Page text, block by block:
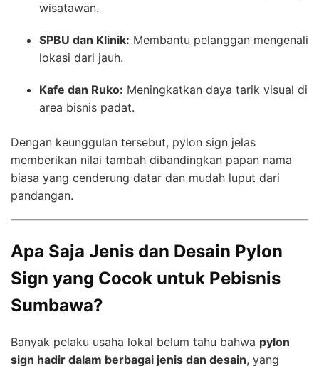
wisatawan.
SPBU dan Klinik: Membantu pelanggan mengenali
lokasi dari jauh.
Kafe dan Ruko: Meningkatkan daya tarik visual di
area bisnis padat.
Dengan keunggulan tersebut, pylon sign jelas
memberikan nilai tambah dibandingkan papan nama
biasa yang cenderung datar dan mudah luput dari
pandangan.
Apa Saja Jenis dan Desain Pylon
Sign yang Cocok untuk Pebisnis
Sumbawa?
Banyak pelaku usaha lokal belum tahu bahwa pylon
sign hadir dalam berbagai jenis dan desain, yang